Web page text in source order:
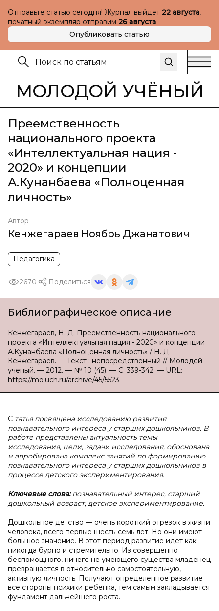
Отправьте статью сегодня! Журнал выйдет 22 августа,
печатный экземпляр отправим 26 августа
Опубликовать статью
МОЛОДОЙ УЧЁНЫЙ
Преемственность
национального проекта
«Интеллектуальная нация -
2020» и концепции
А.Кунанбаева «Полноценная
личность»
Автор
Кенжегараев Ноябрь Джанатович
Педагогика
2670 Поделиться
Библиографическое описание
Кенжегараев, Н. Д. Преемственность национального
проекта «Интеллектуальная нация - 2020» и концепции
А.Кунанбаева «Полноценная личность» / Н. Д.
Кенжегараев. — Текст : непосредственный // Молодой
ученый. — 2012. — № 10 (45). — С. 339-342. — URL:
https://moluch.ru/archive/45/5523.
С татья посвящена исследованию развития
познавательного интереса у старших дошкольников. В
работе представлены актуальность темы
исследования, цели, задачи исследования, обоснована
и апробирована комплекс занятий по формированию
познавательного интереса у старших дошкольников в
процессе детского экспериментирования.
Ключевые слова:познавательный интерес, старший
дошкольный возраст, детское экспериментирование.
Дошкольное детство — очень короткий отрезок в жизни
человека, всего первые шесть-семь лет. Но они имеют
большое значение. В этот период развитие идет как
никогда бурно и стремительно. Из совершенно
беспомощного, ничего не умеющего существа младенец
превращается в относительно самостоятельную,
активную личность. Получают определенное развитие
все стороны психики ребенка, тем самым закладывается
фундамент дальнейшего роста.